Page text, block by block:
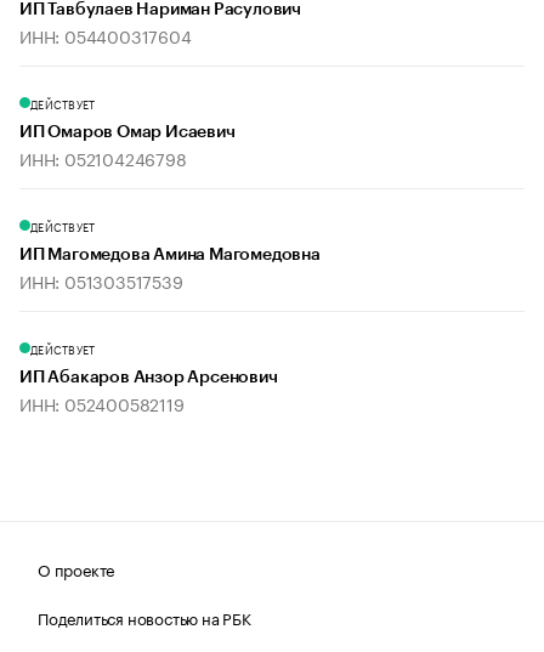
ИП Тавбулаев Нариман Расулович
ИНН: 054400317604
ДЕЙСТВУЕТ
ИП Омаров Омар Исаевич
ИНН: 052104246798
ДЕЙСТВУЕТ
ИП Магомедова Амина Магомедовна
ИНН: 051303517539
ДЕЙСТВУЕТ
ИП Абакаров Анзор Арсенович
ИНН: 052400582119
О проекте
Поделиться новостью на РБК